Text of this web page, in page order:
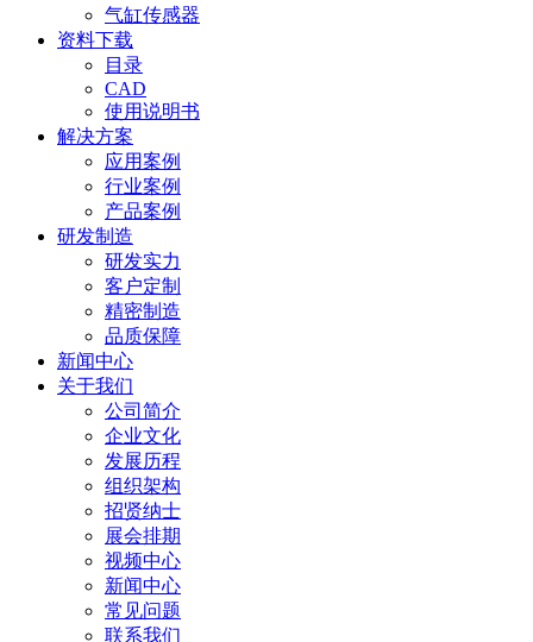
气缸传感器
资料下载
目录
CAD
使用说明书
解决方案
应用案例
行业案例
产品案例
研发制造
研发实力
客户定制
精密制造
品质保障
新闻中心
关于我们
公司简介
企业文化
发展历程
组织架构
招贤纳士
展会排期
视频中心
新闻中心
常见问题
联系我们